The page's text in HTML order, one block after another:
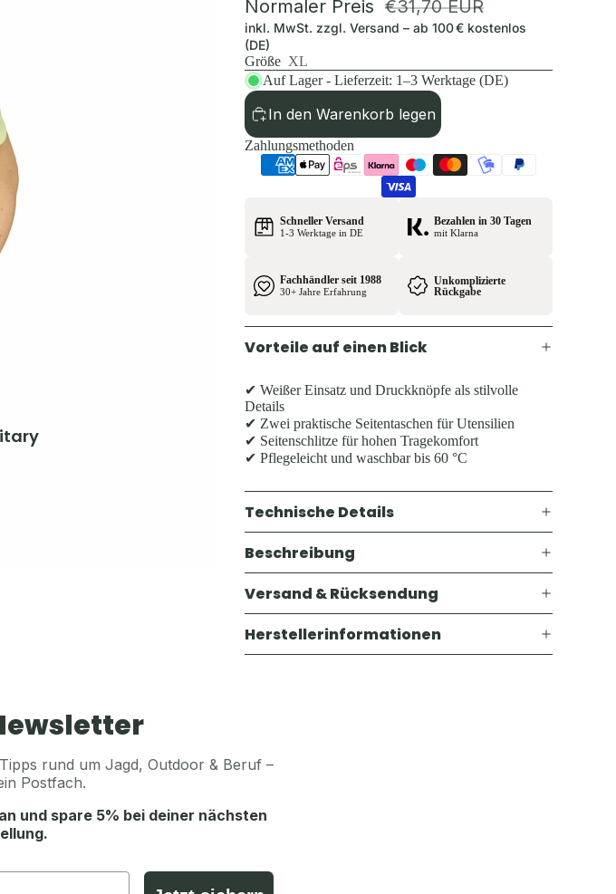
& Zubehör
Normaler Preis €31,70 EUR
inkl. MwSt. zzgl. Versand – ab 100 € kostenlos
(DE)
Größe XL
Auf Lager - Lieferzeit: 1–3 Werktage (DE)
In den Warenkorb legen
Zahlungsmethoden
Schneller Versand
1-3 Werktage in DE
Bezahlen in 30 Tagen
mit Klarna
Fachhändler seit 1988
30+ Jahre Erfahrung
Unkomplizierte
Rückgabe
Vorteile auf einen Blick
✔ Weißer Einsatz und Druckknöpfe als stilvolle
Details
✔ Zwei praktische Seitentaschen für Utensilien
✔ Seitenschlitze für hohen Tragekomfort
✔ Pflegeleicht und waschbar bis 60 °C
Technische Details
Beschreibung
Versand & Rücksendung
Herstellerinformationen
rund um Jagd, Outdoor & Beruf –
Postfach.
und spare 5% bei deiner nächsten